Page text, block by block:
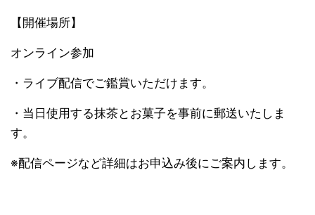
【開催場所】
オンライン参加
・ライブ配信でご鑑賞いただけます。
・当日使用する抹茶とお菓子を事前に郵送いたしま
す。
※配信ページなど詳細はお申込み後にご案内します。